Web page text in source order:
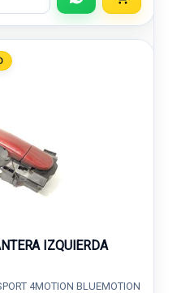
IZQUIERDA
4MOTION BLUEMOTION